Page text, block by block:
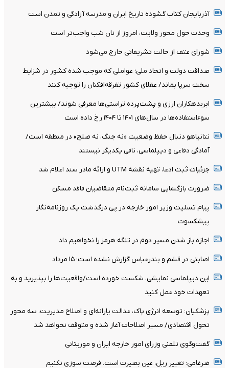
آذربایجان کتاب گشوده تاریخ ایران و مدرسه آزادگی و تمدن است
وحدت حول محور ولایت، امروز از نان شب واجب‌تر است
شورای عتف از حالت تشریفاتی خارج می‌شود
صداقت دولت و اتحاد ملی؛ عواملی که موجب شده کشور در شزایط
سخت سرپا بماند/ عقلای کشور تفرقه‌افکنان را توجیه کنند
ابربدهکاران ارزی و پشت‌پرده تراستی‌ها معرفی شوند/ بیشترین
سوءاستفاده‌ها در سال‌های ۱۴۰۱ تا ۱۴۰۴ رخ داده است
نتانیاهو دنبال حفظ وضعیت «نه جنگ، نه صلح» در منطقه است/
آمادگی دفاعی و دیپلماسی، نافی یکدیگر نیستند
جزئیات ثبت ادعا، تهیه نقشه UTM و ارائه مادر سند اعلام شد
ضرورت بازگشایی سامانه ثبت‌نام متقاضیان فاقد مسکن
پیام تسلیت وزیر امور خارجه در پی درگذشت یک روزنامه‌نگار
پیشکسوت
اجازه باز شدن مسیر دوم در تنگه هرمز را نخواهیم داد
اصابتی در قشم و بندرعباس گزارش نشده است؛ ۱۵ مرداد
این دیپلماسی نمایشی، شکست خورده است/واقعیت‌ها را بپذیرید و به
تعهدات خود عمل کنید
پزشکیان: توسعه انرژی پاک، عدالت یارانه‌ای و اصلاح مدیریت، سه محور
تحول اقتصادی/ مسیر اصلاحات آغاز شده و متوقف نخواهد شد
گفت‌وگوی تلفنی وزرای امور خارجه ایران و موریتانی
ضرغامی: تغییر ریل، عین بصیرت است. فرصت سوزی نکنیم